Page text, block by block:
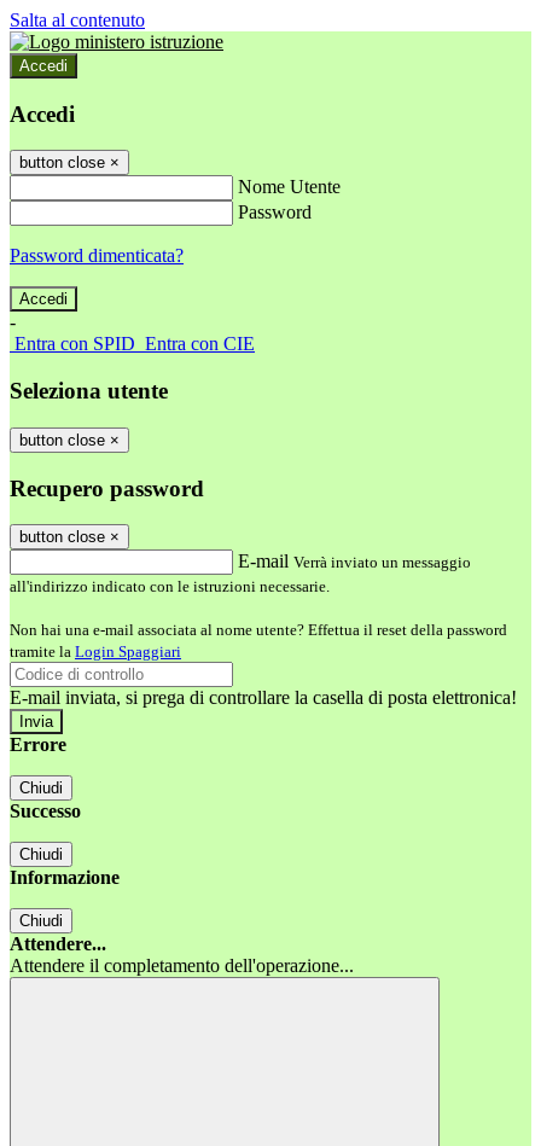
Salta al contenuto
Accedi
Accedi
button close ×
Nome Utente
Password
Password dimenticata?
-
Entra con SPID Entra con CIE
Seleziona utente
button close ×
Recupero password
button close ×
E-mail Verrà inviato un messaggio
all'indirizzo indicato con le istruzioni necessarie.
Non hai una e-mail associata al nome utente? Effettua il reset della password
tramite la Login Spaggiari
E-mail inviata, si prega di controllare la casella di posta elettronica!
Errore
Chiudi
Successo
Chiudi
Informazione
Chiudi
Attendere...
Attendere il completamento dell'operazione...